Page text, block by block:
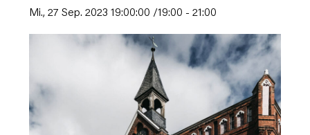
Mi., 27 Sep. 2023 19:00:00 /19:00 -21:00